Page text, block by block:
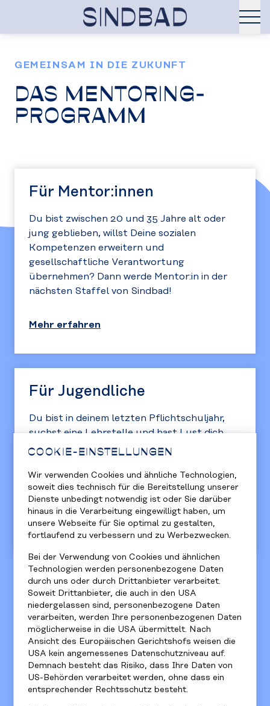
COOKIE-EINSTELLUNGEN
Wir verwenden Cookies und ähnliche Technologien,
soweit dies technisch für die Bereitstellung unserer
Dienste unbedingt notwendig ist oder Sie darüber
hinaus in die Verarbeitung eingewilligt haben, um
unsere Webseite für Sie optimal zu gestalten,
fortlaufend zu verbessern und zu Werbezwecken.
Bei der Verwendung von Cookies und ähnlichen
Technologien werden personenbezogene Daten
durch uns oder durch Drittanbieter verarbeitet.
Soweit Drittanbieter, die auch in den USA
niedergelassen sind, personenbezogene Daten
verarbeiten, werden Ihre personenbezogenen Daten
möglicherweise in die USA übermittelt. Nach
Ansicht des Europäischen Gerichtshofs weisen die
USA kein angemessenes Datenschutzniveau auf.
Demnach besteht das Risiko, dass Ihre Daten von
US-Behörden verarbeitet werden, ohne dass ein
entsprechender Rechtsschutz besteht.
GEMEINSAM IN DIE ZUKUNFT
DAS MENTORING-
PROGRAMM
Für Mentor:innen
Du bist zwischen 20 und 35 Jahre alt oder
jung geblieben, willst Deine sozialen
Kompetenzen erweitern und
gesellschaftliche Verantwortung
übernehmen? Dann werde Mentor:in in der
nächsten Staffel von Sindbad!
Mehr erfahren
Für Jugendliche
Du bist in deinem letzten Pflichtschuljahr,
suchst eine Lehrstelle und hast Lust dich
regelmäßig mit deinem persönlichen Mentor /
deine Zukunft zu planen? Dann ist Sindbad
genau richtig für dich!
Jetzt anmelden
WAS IST SINDBAD?
Sindbad stellt 13- bis 19-jährigen Schüler:innen der
9. Schulstufeeiner Mittelschule (MS),
Polytechnischen Schule (PTS) oder
Fachmittelschule (FMS) Studierende, junge
Berufstätige zwischen 20 und 35 Jahren und
engagierte Erwachsene für12 Monateals
Mentor:innen zur Seite.